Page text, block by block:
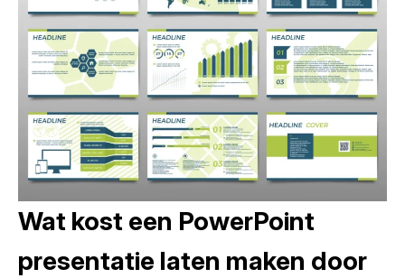
Wat kost een PowerPoint
presentatie laten maken door